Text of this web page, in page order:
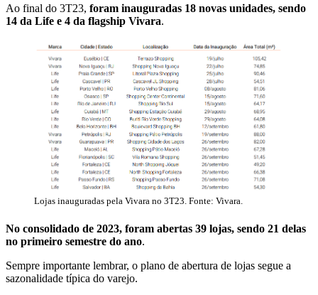
Ao final do 3T23, foram inauguradas 18 novas unidades, sendo
14 da Life e 4 da flagship Vivara.
Lojas inauguradas pela Vivara no 3T23. Fonte: Vivara.
No consolidado de 2023, foram abertas 39 lojas, sendo 21 delas
no primeiro semestre do ano.
Sempre importante lembrar, o plano de abertura de lojas segue a
sazonalidade típica do varejo.